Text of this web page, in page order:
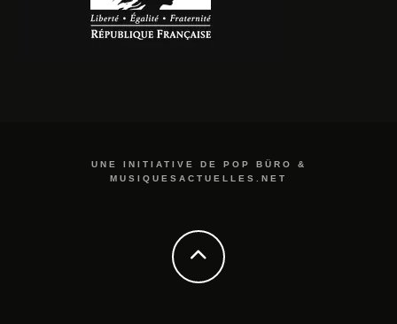
UNE INITIATIVE DE POP BÜRO &
MUSIQUESACTUELLES.NET